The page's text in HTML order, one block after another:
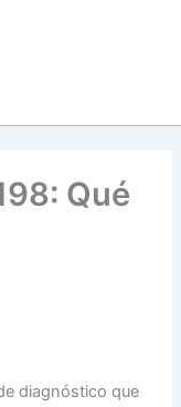
Qué
diagnóstico que